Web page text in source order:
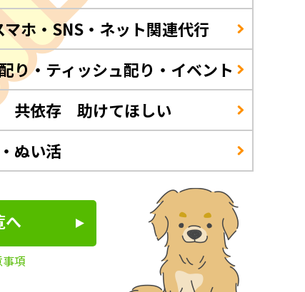
ホ・SNS・ネット関連代行
り・ティッシュ配り・イベント
共依存 助けてほしい
ぬい活
へ
項